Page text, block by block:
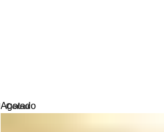
Agotado
Cerrar